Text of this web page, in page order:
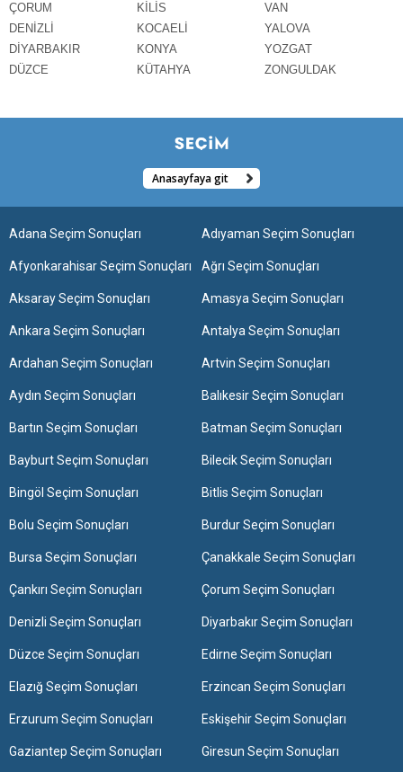
ÇORUM
DENİZLİ
DİYARBAKIR
DÜZCE
KİLİS
KOCAELİ
KONYA
KÜTAHYA
VAN
YALOVA
YOZGAT
ZONGULDAK
Anasayfaya git
Adana Seçim Sonuçları Adıyaman Seçim Sonuçları
Afyonkarahisar Seçim Sonuçları Ağrı Seçim Sonuçları
Aksaray Seçim Sonuçları Amasya Seçim Sonuçları
Ankara Seçim Sonuçları Antalya Seçim Sonuçları
Ardahan Seçim Sonuçları Artvin Seçim Sonuçları
Aydın Seçim Sonuçları Balıkesir Seçim Sonuçları
Bartın Seçim Sonuçları Batman Seçim Sonuçları
Bayburt Seçim Sonuçları Bilecik Seçim Sonuçları
Bingöl Seçim Sonuçları Bitlis Seçim Sonuçları
Bolu Seçim Sonuçları Burdur Seçim Sonuçları
Bursa Seçim Sonuçları Çanakkale Seçim Sonuçları
Çankırı Seçim Sonuçları Çorum Seçim Sonuçları
Denizli Seçim Sonuçları Diyarbakır Seçim Sonuçları
Düzce Seçim Sonuçları Edirne Seçim Sonuçları
Elazığ Seçim Sonuçları Erzincan Seçim Sonuçları
Erzurum Seçim Sonuçları Eskişehir Seçim Sonuçları
Gaziantep Seçim Sonuçları Giresun Seçim Sonuçları